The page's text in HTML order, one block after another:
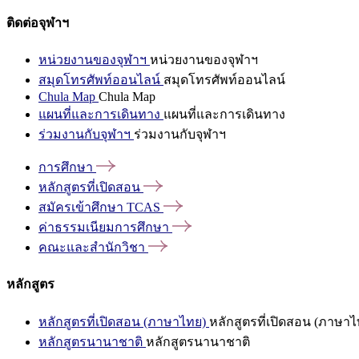
ติดต่อจุฬาฯ
หน่วยงานของจุฬาฯ หน่วยงานของจุฬาฯ
สมุดโทรศัพท์ออนไลน์ สมุดโทรศัพท์ออนไลน์
Chula Map Chula Map
แผนที่และการเดินทาง แผนที่และการเดินทาง
ร่วมงานกับจุฬาฯ ร่วมงานกับจุฬาฯ
การศึกษา
หลักสูตรที่เปิดสอน
สมัครเข้าศึกษา TCAS
ค่าธรรมเนียมการศึกษา
คณะและสำนักวิชา
หลักสูตร
หลักสูตรที่เปิดสอน (ภาษาไทย) หลักสูตรที่เปิดสอน (ภาษาไ
หลักสูตรนานาชาติ หลักสูตรนานาชาติ